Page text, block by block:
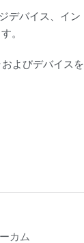
デバイス、イン
。
よびデバイスを
カム